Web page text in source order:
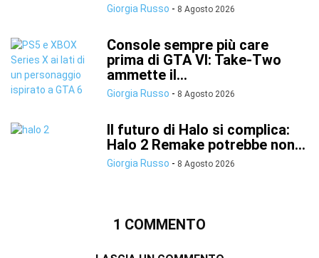
Giorgia Russo - 8 Agosto 2026
Console sempre più care
prima di GTA VI: Take-Two
ammette il...
Giorgia Russo - 8 Agosto 2026
Il futuro di Halo si complica:
Halo 2 Remake potrebbe non...
Giorgia Russo - 8 Agosto 2026
1 COMMENTO